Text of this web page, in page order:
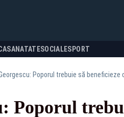
SANATATESOCIALESPORT
Poporul trebuie să
Poporul